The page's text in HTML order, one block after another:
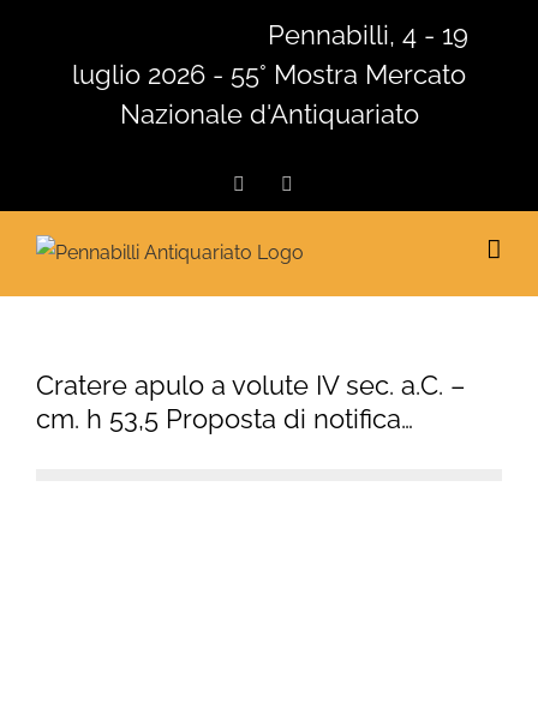
contenuto
Pennabilli, 4 - 19
luglio 2026 - 55° Mostra Mercato
Nazionale d'Antiquariato
Facebook
Cratere apulo a volute IV sec. a.C. –
cm. h 53,5 Proposta di notifica…